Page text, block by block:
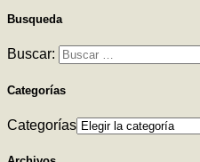
Busqueda
Buscar:
Categorías
Categorías